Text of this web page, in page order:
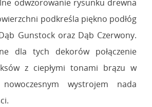
odwzorowanie rysunku drewna
podkreśla piękno podłóg
Gunstock oraz Dąb Czerwony.
dla tych dekorów połączenie
z ciepłymi tonami brązu w
wystrojem nada